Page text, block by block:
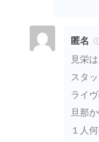
匿名
見栄
スタ
ライ
旦那
１人